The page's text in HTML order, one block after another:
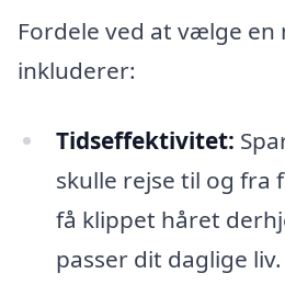
Fordele ved at vælge
inkluderer:
Tidseffektivitet:
skulle rejse til og fra
få klippet håret
passer dit daglige liv.